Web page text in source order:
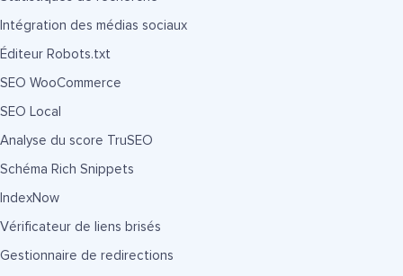
Intégration des médias sociaux
Éditeur Robots.txt
SEO WooCommerce
SEO Local
Analyse du score TruSEO
Schéma Rich Snippets
IndexNow
Vérificateur de liens brisés
Gestionnaire de redirections